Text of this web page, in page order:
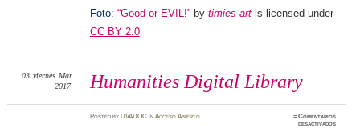
Foto: “Good or EVIL!” by timies art is licensed under
CC BY 2.0
Humanities Digital Library
03 viernes Mar
2017
PostedbyUVADOC inAcceso Abierto ≈Comentarios
desactivadosen